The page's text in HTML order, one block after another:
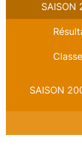
SAISON
SAISON